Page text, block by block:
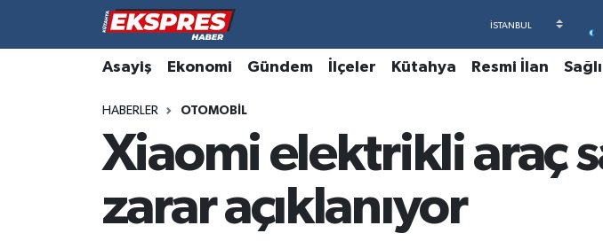
Asayiş Ekonomi Gündem İlçeler Kütahya Resmi İlan
HABERLER OTOMOBIL
Xiaomi elektrikli araç
zarar açıklanıyor
Altıntaş
Aslanapa
Biyografiler
Hava Durumu
Trafik Durumu
Süper Lig Puan Durumu ve Fikstür
Tüm Manşetler